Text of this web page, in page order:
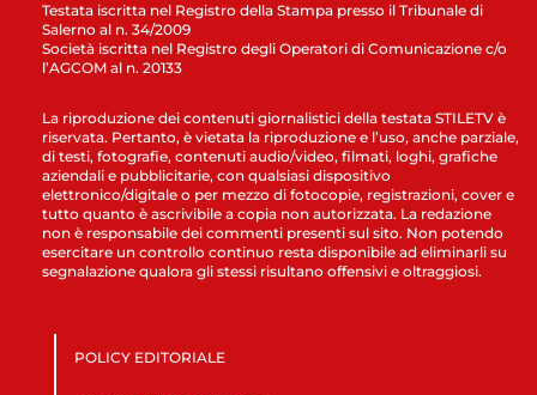
Testata iscritta nel Registro della Stampa presso il Tribunale di
Salerno al n. 34/2009
Società iscritta nel Registro degli Operatori di Comunicazione c/o
l’AGCOM al n. 20133
La riproduzione dei contenuti giornalistici della testata STILETV è
riservata. Pertanto, è vietata la riproduzione e l’uso, anche parziale,
di testi, fotografie, contenuti audio/video, filmati, loghi, grafiche
aziendali e pubblicitarie, con qualsiasi dispositivo
elettronico/digitale o per mezzo di fotocopie, registrazioni, cover e
tutto quanto è ascrivibile a copia non autorizzata. La redazione
non è responsabile dei commenti presenti sul sito. Non potendo
esercitare un controllo continuo resta disponibile ad eliminarli su
segnalazione qualora gli stessi risultano offensivi e oltraggiosi.
POLICY EDITORIALE